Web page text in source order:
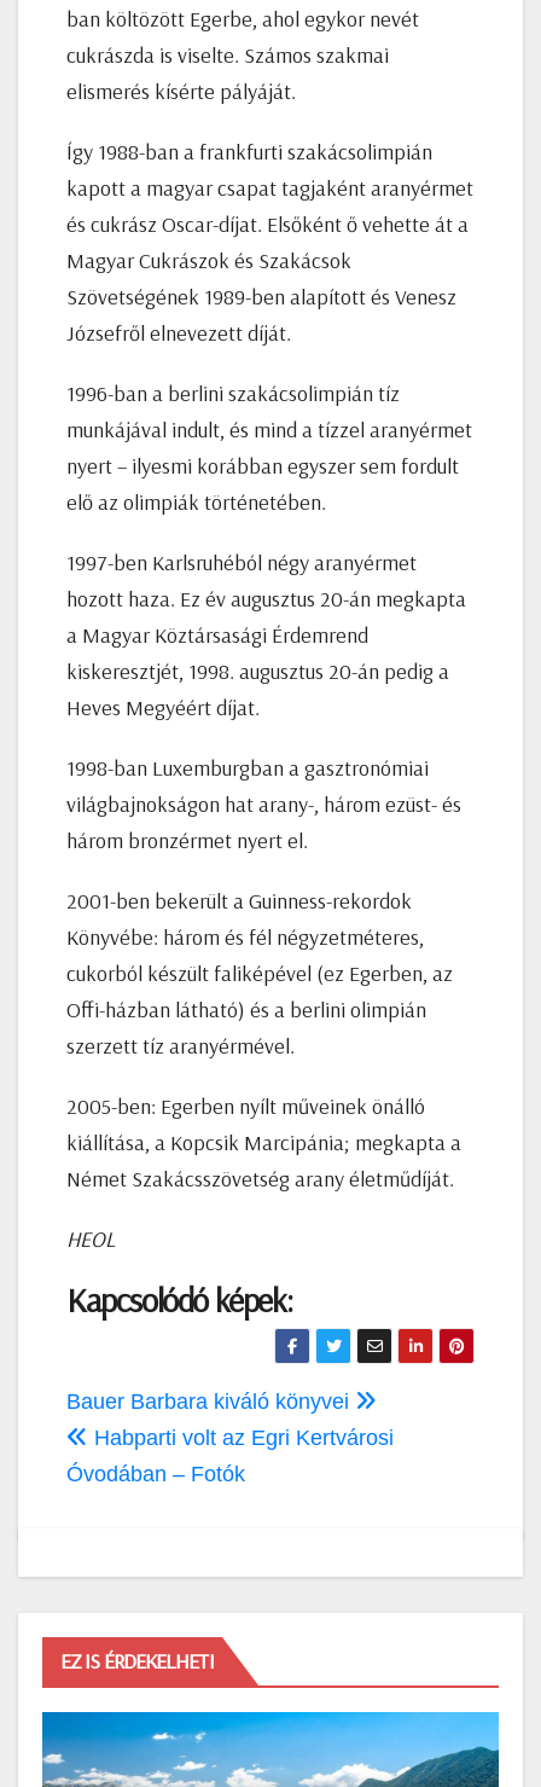
ban költözött Egerbe, ahol egykor nevét
cukrászda is viselte. Számos szakmai
elismerés kísérte pályáját.
Így 1988-ban a frankfurti szakácsolimpián
kapott a magyar csapat tagjaként aranyérmet
és cukrász Oscar-díjat. Elsőként ő vehette át a
Magyar Cukrászok és Szakácsok
Szövetségének 1989-ben alapított és Venesz
Józsefről elnevezett díját.
1996-ban a berlini szakácsolimpián tíz
munkájával indult, és mind a tízzel aranyérmet
nyert – ilyesmi korábban egyszer sem fordult
elő az olimpiák történetében.
1997-ben Karlsruhéból négy aranyérmet
hozott haza. Ez év augusztus 20-án megkapta
a Magyar Köztársasági Érdemrend
kiskeresztjét, 1998. augusztus 20-án pedig a
Heves Megyéért díjat.
1998-ban Luxemburgban a gasztronómiai
világbajnokságon hat arany-, három ezüst- és
három bronzérmet nyert el.
2001-ben bekerült a Guinness-rekordok
Könyvébe: három és fél négyzetméteres,
cukorból készült faliképével (ez Egerben, az
Offi-házban látható) és a berlini olimpián
szerzett tíz aranyérmével.
2005-ben: Egerben nyílt műveinek önálló
kiállítása, a Kopcsik Marcipánia; megkapta a
Német Szakácsszövetség arany életműdíját.
HEOL
Kapcsolódó képek:
Bejegyzés
navigáció
Bauer Barbara kiváló könyvei
Habparti volt az Egri Kertvárosi
Óvodában – Fotók
EZ IS ÉRDEKELHETI